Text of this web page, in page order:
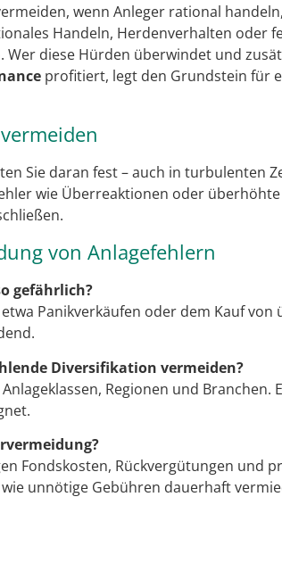
wenn Anleger rational
Handeln, Herdenverhalten oder
diese Hürden überwindet und
profitiert, legt den Grundstein für
Sie daran fest – auch in turbulenten
wie Überreaktionen oder
von Anlagefehlern
gefährlich?
Panikverkäufen oder dem Kauf von
Diversifikation vermeiden?
Regionen und Branchen.
Fondskosten, Rückvergütungen und
unnötige Gebühren dauerhaft